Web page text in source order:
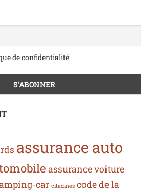
de confidentialité
assurance auto
assurance voiture
car citadines code de la